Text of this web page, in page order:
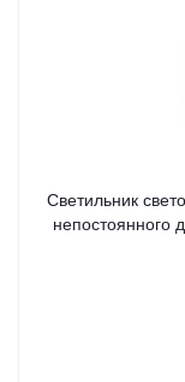
Светильник
непостоянного